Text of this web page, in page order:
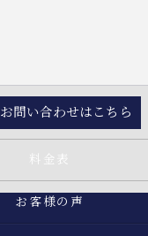
お問い合わせはこちら
料金表
お客様の声